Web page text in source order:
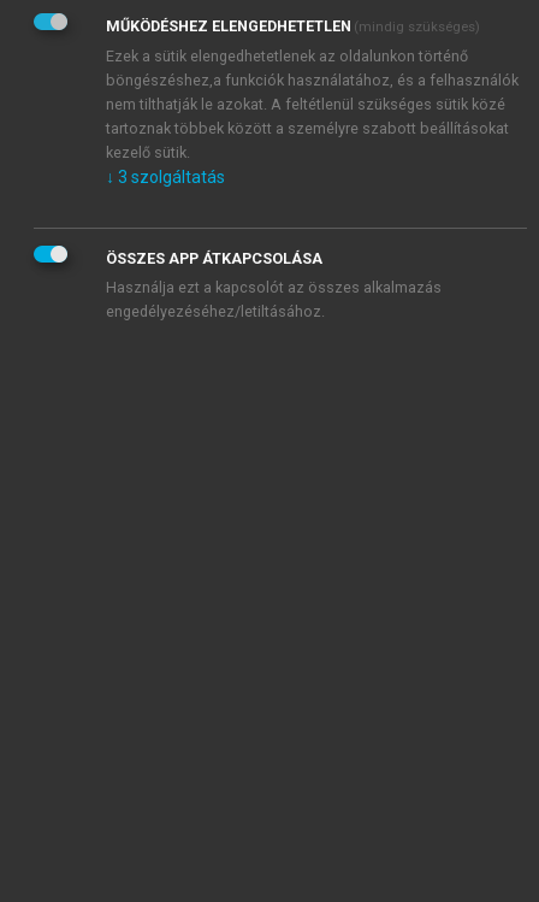
Adatkezelési tájékoztatóbanfoglaltakat tudomásul
veszem és elfogadom.
Általános vásárlási feltételeket, valamint a szotar.netés a
mersz.huoldalak licencszerződéseiben foglaltakat
tudomásul veszem és elfogadom.
KIPRÓBÁLOM
MŰKÖDÉSHEZ ELENGEDHETETLEN (mindig szükséges)
Ezek a sütik elengedhetetlenek az oldalunkon történő
böngészéshez,a funkciók használatához, és a felhasználók
nem tilthatják le azokat. A feltétlenül szükséges sütik közé
tartoznak többek között a személyre szabott beállításokat
kezelő sütik.
↓ 3 szolgáltatás
ÖSSZES APP ÁTKAPCSOLÁSA
Használja ezt a kapcsolót az összes alkalmazás
engedélyezéséhez/letiltásához.